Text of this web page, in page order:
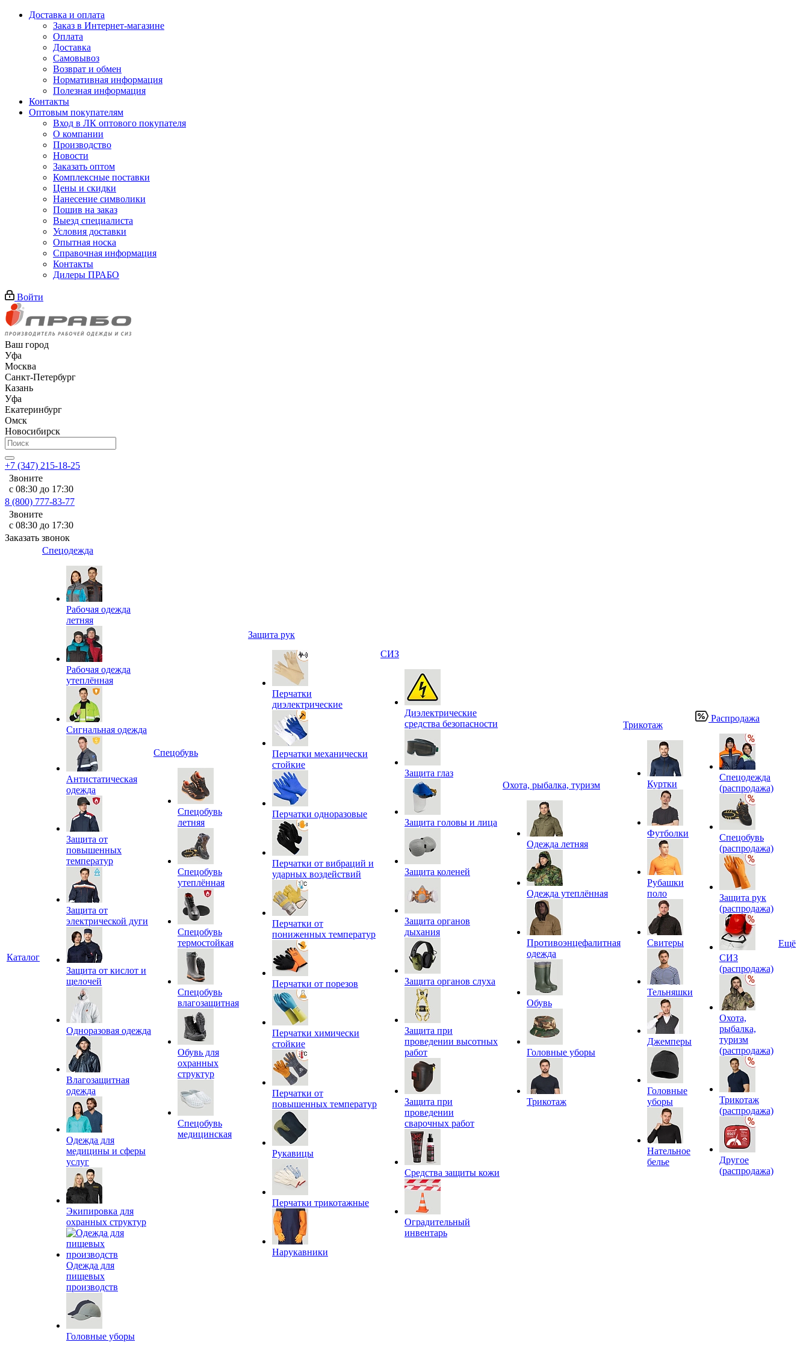
Доставка и оплата
Заказ в Интернет-магазине
Оплата
Доставка
Самовывоз
Возврат и обмен
Нормативная информация
Полезная информация
Контакты
Оптовым покупателям
Вход в ЛК оптового покупателя
О компании
Производство
Новости
Заказать оптом
Комплексные поставки
Цены и скидки
Нанесение символики
Пошив на заказ
Выезд специалиста
Условия доставки
Опытная носка
Справочная информация
Контакты
Дилеры ПРАБО
Войти
Ваш город
Уфа
Москва
Санкт-Петербург
Казань
Уфа
Екатеринбург
Омск
Новосибирск
+7 (347) 215-18-25
Звоните
с 08:30 до 17:30
8 (800) 777-83-77
Звоните
с 08:30 до 17:30
Заказать звонок
Каталог
Спецодежда
Рабочая одежда
летняя
Рабочая одежда
утеплённая
Сигнальная одежда
Антистатическая
одежда
Защита от
повышенных
температур
Защита от
электрической дуги
Защита от кислот и
щелочей
Одноразовая одежда
Влагозащитная
одежда
Одежда для
медицины и сферы
услуг
Экипировка для
охранных структур
Одежда для
пищевых
производств
Головные уборы
Спецобувь
Спецобувь
летняя
Спецобувь
утеплённая
Спецобувь
термостойкая
Спецобувь
влагозащитная
Обувь для
охранных
структур
Спецобувь
медицинская
Защита рук
Перчатки
диэлектрические
Перчатки механически
стойкие
Перчатки одноразовые
Перчатки от вибраций и
ударных воздействий
Перчатки от
пониженных температур
Перчатки от порезов
Перчатки химически
стойкие
Перчатки от
повышенных температур
Рукавицы
Перчатки трикотажные
Нарукавники
СИЗ
Диэлектрические
средства безопасности
Защита глаз
Защита головы и лица
Защита коленей
Защита органов
дыхания
Защита органов слуха
Защита при
проведении высотных
работ
Защита при
проведении
сварочных работ
Средства защиты кожи
Оградительный
инвентарь
Охота, рыбалка, туризм
Одежда летняя
Одежда утеплённая
Противоэнцефалитная
одежда
Обувь
Головные уборы
Трикотаж
Трикотаж
Куртки
Футболки
Рубашки
поло
Свитеры
Тельняшки
Джемперы
Головные
уборы
Нательное
белье
Распродажа
Спецодежда
(распродажа)
Спецобувь
(распродажа)
Защита рук
(распродажа)
СИЗ
(распродажа)
Охота,
рыбалка,
туризм
(распродажа)
Трикотаж
(распродажа)
Другое
(распродажа)
Ещё